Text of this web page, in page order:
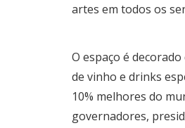
artes em todos os
O espaço é
de vinho e drinks
10% melhores do
governadores,